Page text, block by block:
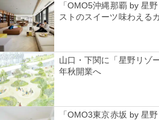
「OMO5沖縄那覇 by 星
ストのスイーツ味わえる
山口・下関に「星野リゾ
年秋開業へ
「OMO3東京赤坂 by 星